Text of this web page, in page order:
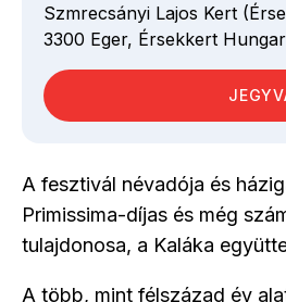
A fesztivál névadója és
Primissima-díjas és még
tulajdonosa, a Kaláka
A több, mint félszázad év
Szmrecsányi Lajos Kert
3300 Eger, Érsekkert